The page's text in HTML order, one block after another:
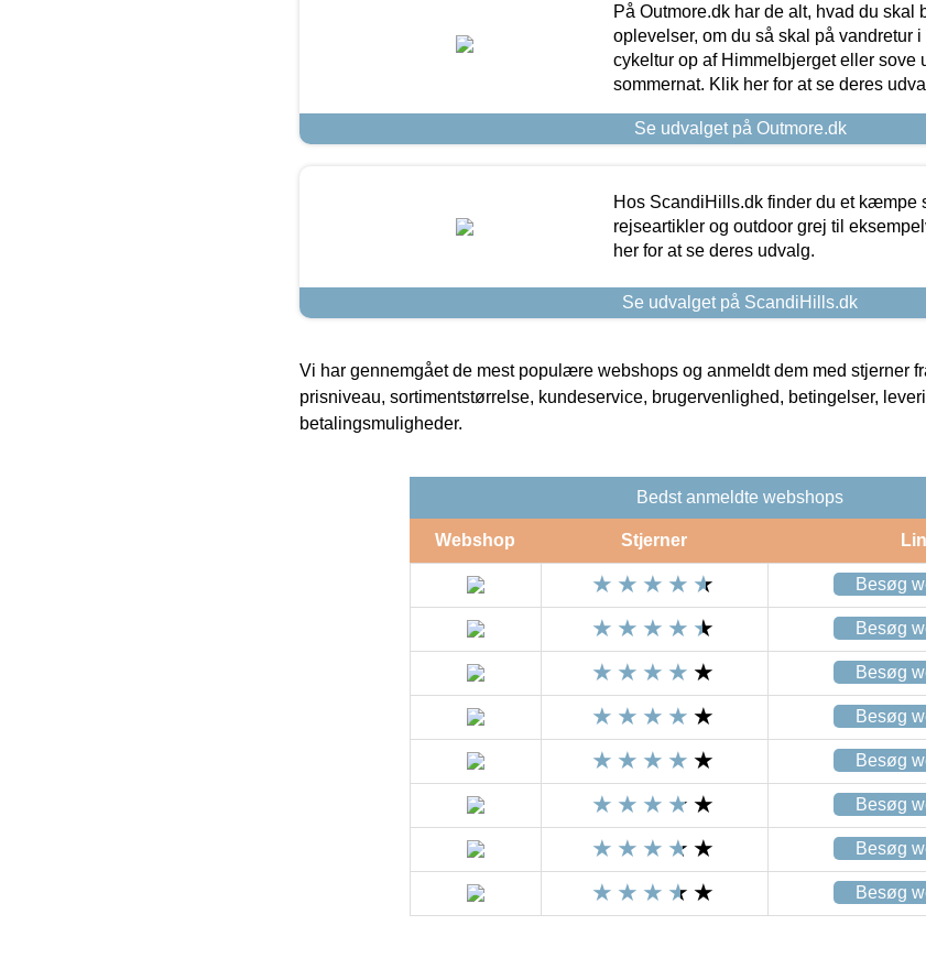
På Outmore.dk har de alt, hvad du skal
oplevelser, om du så skal på vandretur
cykeltur op af Himmelbjerget eller sove
sommernat. Klik her for at se deres
Se udvalget på Outmore.dk
Hos ScandiHills.dk finder du et kæmpe
rejseartikler og outdoor grej til
her for at se deres udvalg.
Se udvalget på ScandiHills.dk
Vi har gennemgået de mest populære webshops og anmeldt dem med stjerner
prisniveau, sortimentstørrelse, kundeservice, brugervenlighed, betingelser,
betalingsmuligheder.
Bedst anmeldte webshops
Webshop Stjerner
Besøg
Besøg
Besøg
Besøg
Besøg
Besøg
Besøg
Besøg